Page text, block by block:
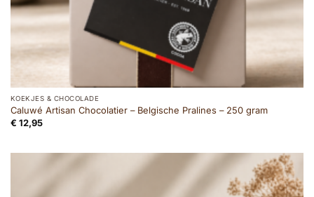
KOEKJES & CHOCOLADE
Caluwé Artisan Chocolatier – Belgische Pralines – 250 gram
€ 12,95